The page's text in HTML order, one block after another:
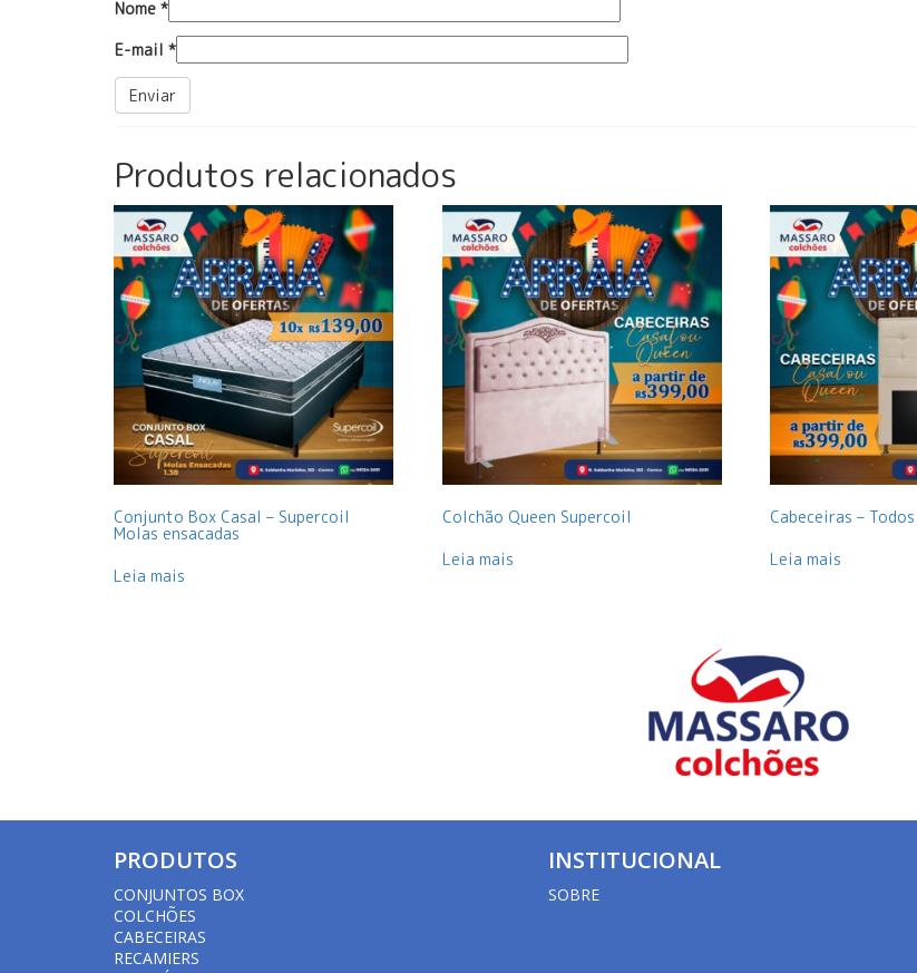
Nome *
E-mail *
Produtos relacionados
Conjunto Box Casal – Supercoil
Molas ensacadas
Leia mais
Colchão Queen Supercoil
Leia mais
Cabeceiras –
Leia mais
PRODUTOS
CONJUNTOS BOX
COLCHÕES
CABECEIRAS
RECAMIERS
INSTITUCIONAL
SOBRE